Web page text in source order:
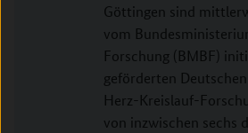
Göttingen sind
vom
Forschung (BMBF)
geförderten
Herz-Kreislauf-
von inzwischen sechs